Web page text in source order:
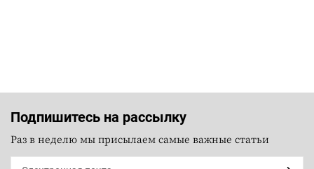
Подпишитесь на рассылку
Раз в неделю мы присылаем самые важные статьи